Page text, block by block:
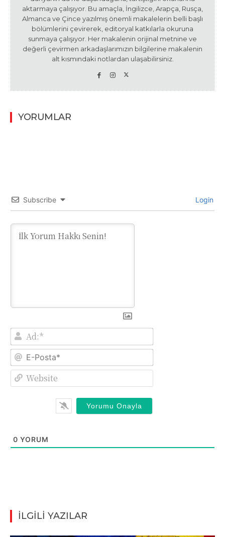
aktarmaya çalışıyor. Bu amaçla, İngilizce, Arapça, Rusça,
Almanca ve Çince yazılmış önemli makalelerin belli başlı
bölümlerini çevirerek, editoryal katkılarla okuruna
sunmaya çalışıyor. Her makalenin orijinal metnine ve
değerli çevirmen arkadaşlarımızın bilgilerine makalenin
alt kısmındaki notlardan ulaşabilirsiniz.
YORUMLAR
Subscribe Login
Ad:*
E-
0 YORUM
İLGİLİ YAZILAR